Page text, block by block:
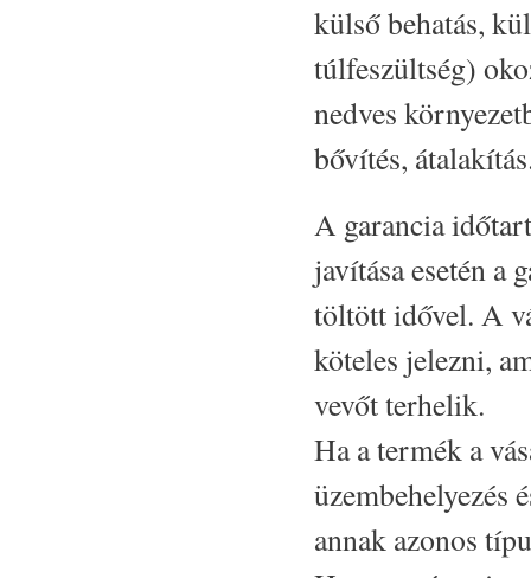
külső behatás,
túlfeszültség)
nedves
bővítés,
A garancia
javítása esetén a
töltött idővel. A
köteles jelezni,
vevőt terhelik.
Ha a termék a
üzembehelyezés
annak azonos